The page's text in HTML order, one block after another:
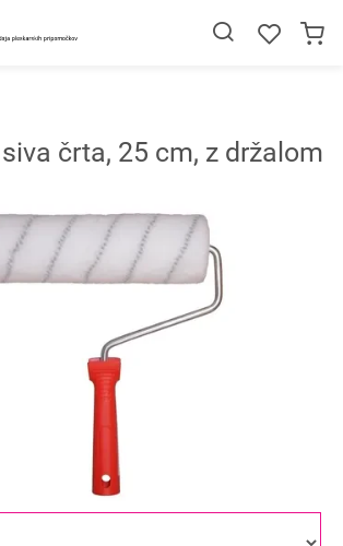
črta, 25 cm, z držalom